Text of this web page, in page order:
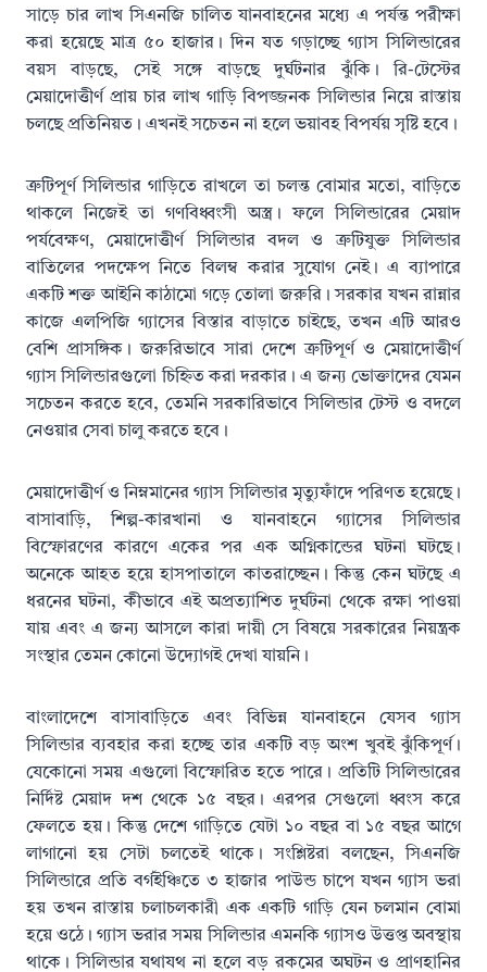
সাড়ে চার লাখ সিএনজি চালিত যানবাহনের মধ্যে এ পর্যন্ত পরীক্ষা
করা হয়েছে মাত্র ৫০ হাজার। দিন যত গড়াচ্ছে গ্যাস সিলিন্ডারের
বয়স বাড়ছে, সেই সঙ্গে বাড়ছে দুর্ঘটনার ঝুঁকি। রি-টেস্টের
মেয়াদোত্তীর্ণ প্রায় চার লাখ গাড়ি বিপজ্জনক সিলিন্ডার নিয়ে রাস্তায়
চলছে প্রতিনিয়ত। এখনই সচেতন না হলে ভয়াবহ বিপর্যয় সৃষ্টি হবে।
ত্রুটিপূর্ণ সিলিন্ডার গাড়িতে রাখলে তা চলন্ত বোমার মতো, বাড়িতে
থাকলে নিজেই তা গণবিধ্বংসী অস্ত্র। ফলে সিলিন্ডারের মেয়াদ
পর্যবেক্ষণ, মেয়াদোত্তীর্ণ সিলিন্ডার বদল ও ত্রুটিযুক্ত সিলিন্ডার
বাতিলের পদক্ষেপ নিতে বিলম্ব করার সুযোগ নেই। এ ব্যাপারে
একটি শক্ত আইনি কাঠামো গড়ে তোলা জরুরি। সরকার যখন রান্নার
কাজে এলপিজি গ্যাসের বিস্তার বাড়াতে চাইছে, তখন এটি আরও
বেশি প্রাসঙ্গিক। জরুরিভাবে সারা দেশে ত্রুটিপূর্ণ ও মেয়াদোত্তীর্ণ
গ্যাস সিলিন্ডারগুলো চিহ্নিত করা দরকার। এ জন্য ভোক্তাদের যেমন
সচেতন করতে হবে, তেমনি সরকারিভাবে সিলিন্ডার টেস্ট ও বদলে
নেওয়ার সেবা চালু করতে হবে।
মেয়াদোত্তীর্ণ ও নিম্নমানের গ্যাস সিলিন্ডার মৃত্যুফাঁদে পরিণত হয়েছে।
বাসাবাড়ি, শিল্প-কারখানা ও যানবাহনে গ্যাসের সিলিন্ডার
বিস্ফোরণের কারণে একের পর এক অগ্নিকান্ডের ঘটনা ঘটছে।
অনেকে আহত হয়ে হাসপাতালে কাতরাচ্ছেন। কিন্তু কেন ঘটছে এ
ধরনের ঘটনা, কীভাবে এই অপ্রত্যাশিত দুর্ঘটনা থেকে রক্ষা পাওয়া
যায় এবং এ জন্য আসলে কারা দায়ী সে বিষয়ে সরকারের নিয়ন্ত্রক
সংস্থার তেমন কোনো উদ্যোগই দেখা যায়নি।
বাংলাদেশে বাসাবাড়িতে এবং বিভিন্ন যানবাহনে যেসব গ্যাস
সিলিন্ডার ব্যবহার করা হচ্ছে তার একটি বড় অংশ খুবই ঝুঁকিপূর্ণ।
যেকোনো সময় এগুলো বিস্ফোরিত হতে পারে। প্রতিটি সিলিন্ডারের
নির্দিষ্ট মেয়াদ দশ থেকে ১৫ বছর। এরপর সেগুলো ধ্বংস করে
ফেলতে হয়। কিন্তু দেশে গাড়িতে যেটা ১০ বছর বা ১৫ বছর আগে
লাগানো হয় সেটা চলতেই থাকে। সংশ্লিষ্টরা বলছেন, সিএনজি
সিলিন্ডারে প্রতি বর্গইঞ্চিতে ৩ হাজার পাউন্ড চাপে যখন গ্যাস ভরা
হয় তখন রাস্তায় চলাচলকারী এক একটি গাড়ি যেন চলমান বোমা
হয়ে ওঠে। গ্যাস ভরার সময় সিলিন্ডার এমনকি গ্যাসও উত্তপ্ত অবস্থায়
থাকে। সিলিন্ডার যথাযথ না হলে বড় রকমের অঘটন ও প্রাণহানির